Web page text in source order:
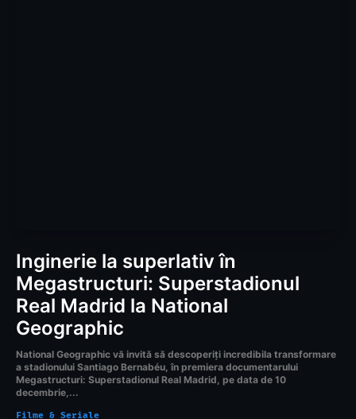
Inginerie la superlativ în
Megastructuri: Superstadionul
Real Madrid la National
Geographic
National Geographic vă invită să descoperiți incredibila transformare
a stadionului Santiago Bernabéu, în premiera documentarului
Megastructuri: Superstadionul Real Madrid, pe data de 10
decembrie,...
Filme & Seriale